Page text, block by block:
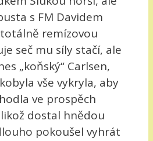
s FM Davidem
remízovou
seč mu síly stačí, ale
„koňský“ Carlsen,
vše vykryla, aby
ve prospěch
dostal hnědou
pokoušel vyhrát